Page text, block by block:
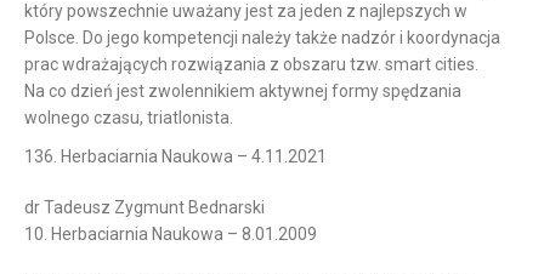
który powszechnie uważany jest za jeden z najlepszych w
Polsce. Do jego kompetencji należy także nadzór i koordynacja
prac wdrażających rozwiązania z obszaru tzw. smart cities.
Na co dzień jest zwolennikiem aktywnej formy spędzania
wolnego czasu, triatlonista.
136. Herbaciarnia Naukowa – 4.11.2021
dr Tadeusz Zygmunt Bednarski
10. Herbaciarnia Naukowa – 8.01.2009